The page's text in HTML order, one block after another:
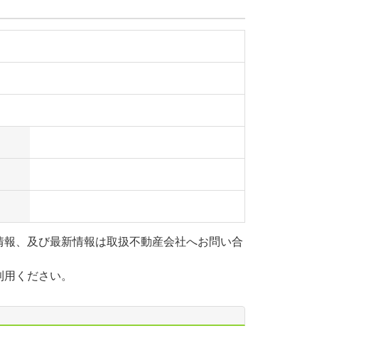
、及び最新情報は取扱不動産会社へお問い合
ください。